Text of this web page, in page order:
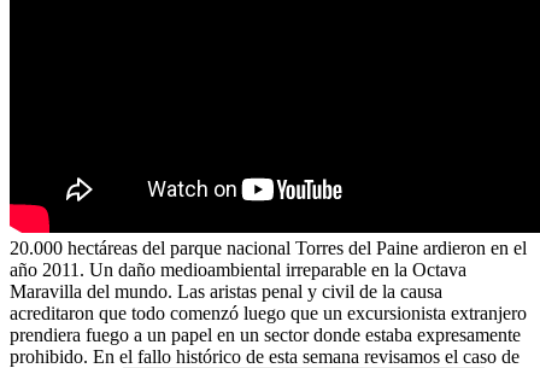
20.000 hectáreas del parque nacional Torres del Paine ardieron en el
año 2011. Un daño medioambiental irreparable en la Octava
Maravilla del mundo. Las aristas penal y civil de la causa
acreditaron que todo comenzó luego que un excursionista extranjero
prendiera fuego a un papel en un sector donde estaba expresamente
prohibido. En el fallo histórico de esta semana revisamos el caso de